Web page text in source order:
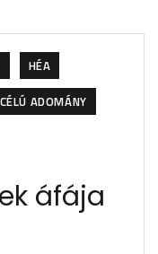
HÉA
ADOMÁNY
áfája